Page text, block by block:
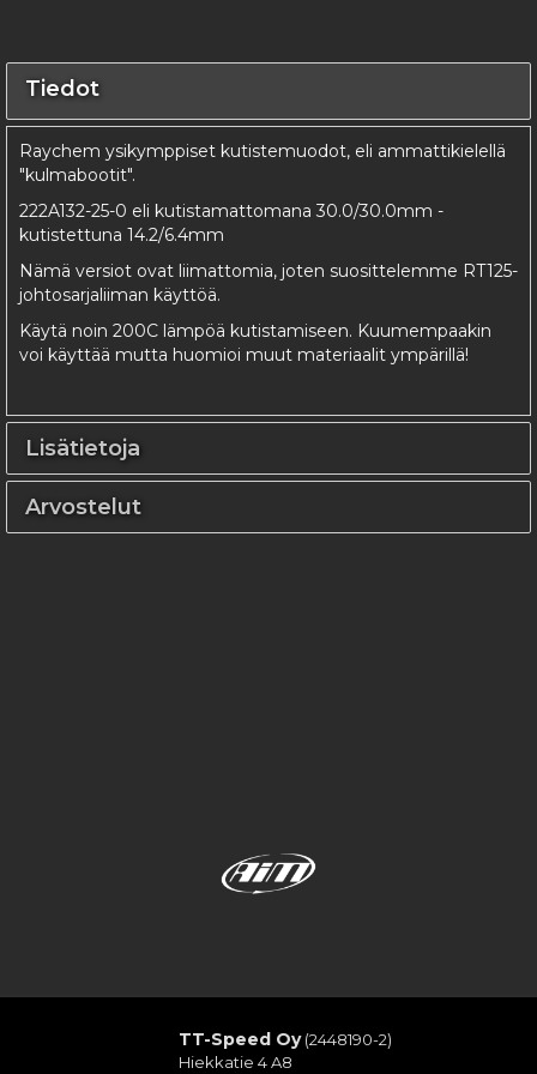
Tiedot
Raychem ysikymppiset kutistemuodot, eli ammattikielellä
"kulmabootit".
222A132-25-0 eli kutistamattomana 30.0/30.0mm -
kutistettuna 14.2/6.4mm
Nämä versiot ovat liimattomia, joten suosittelemme RT125-
johtosarjaliiman käyttöä.
Käytä noin 200C lämpöä kutistamiseen. Kuumempaakin
voi käyttää mutta huomioi muut materiaalit ympärillä!
Lisätietoja
Arvostelut
TT-Speed Oy(2448190-2)
Hiekkatie 4 A8